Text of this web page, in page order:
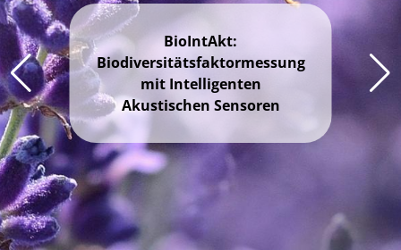
Wir messen die
Insektenvielfalt in
Blühstreifen und
der Landwirtschaft